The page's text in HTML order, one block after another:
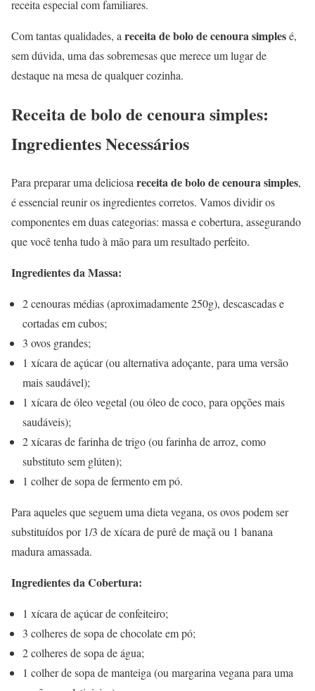
receita especial com familiares.
Com tantas qualidades, areceita de bolo de cenoura simplesé,
sem dúvida, uma das sobremesas que merece um lugar de
destaque na mesa de qualquer cozinha.
Receita de bolo de cenoura simples:
Ingredientes Necessários
Para preparar uma deliciosa receita de bolo de cenoura simples,
é essencial reunir os ingredientes corretos. Vamos dividir os
componentes em duas categorias: massa e cobertura, assegurando
que você tenha tudo à mão para um resultado perfeito.
Ingredientes da Massa:
2 cenouras médias (aproximadamente 250g), descascadas e
cortadas em cubos;
3 ovos grandes;
1 xícara de açúcar (ou alternativa adoçante, para uma versão
mais saudável);
1 xícara de óleo vegetal (ou óleo de coco, para opções mais
saudáveis);
2 xícaras de farinha de trigo (ou farinha de arroz, como
substituto sem glúten);
1 colher de sopa de fermento em pó.
Para aqueles que seguem uma dieta vegana, os ovos podem ser
substituídos por 1/3 de xícara de purê de maçã ou 1 banana
madura amassada.
Ingredientes da Cobertura:
1 xícara de açúcar de confeiteiro;
3 colheres de sopa de chocolate em pó;
2 colheres de sopa de água;
1 colher de sopa de manteiga (ou margarina vegana para uma